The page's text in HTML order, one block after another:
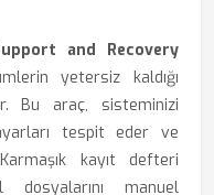
and Recovery
yetersiz kaldığı
Bu araç, sisteminizi
tespit eder ve
kayıt defteri
manuel